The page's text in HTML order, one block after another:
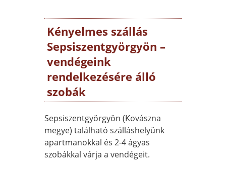
Kényelmes szállás
Sepsiszentgyörgyön –
vendégeink
rendelkezésére álló
szobák
Sepsiszentgyörgyön (Kovászna
megye) található szálláshelyünk
apartmanokkal és 2-4 ágyas
szobákkal várja a vendégeit.